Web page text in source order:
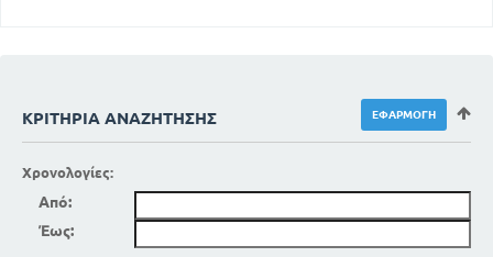
ΚΡΙΤΉΡΙΑ ΑΝΑΖΉΤΗΣΗΣ
Χρονολογίες:
Από:
Έως: